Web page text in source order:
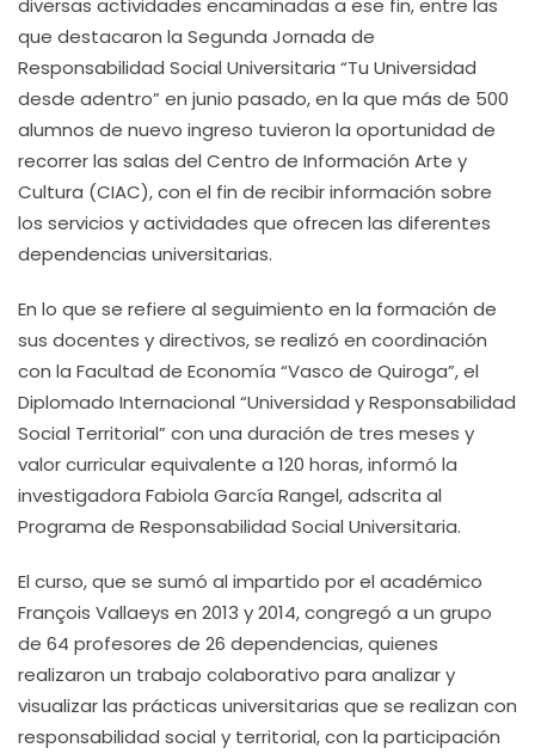
diversas actividades encaminadas a ese fin, entre las
que destacaron la Segunda Jornada de
Responsabilidad Social Universitaria “Tu Universidad
desde adentro” en junio pasado, en la que más de 500
alumnos de nuevo ingreso tuvieron la oportunidad de
recorrer las salas del Centro de Información Arte y
Cultura (CIAC), con el fin de recibir información sobre
los servicios y actividades que ofrecen las diferentes
dependencias universitarias.
En lo que se refiere al seguimiento en la formación de
sus docentes y directivos, se realizó en coordinación
con la Facultad de Economía “Vasco de Quiroga”, el
Diplomado Internacional “Universidad y Responsabilidad
Social Territorial” con una duración de tres meses y
valor curricular equivalente a 120 horas, informó la
investigadora Fabiola García Rangel, adscrita al
Programa de Responsabilidad Social Universitaria.
El curso, que se sumó al impartido por el académico
François Vallaeys en 2013 y 2014, congregó a un grupo
de 64 profesores de 26 dependencias, quienes
realizaron un trabajo colaborativo para analizar y
visualizar las prácticas universitarias que se realizan con
responsabilidad social y territorial, con la participación